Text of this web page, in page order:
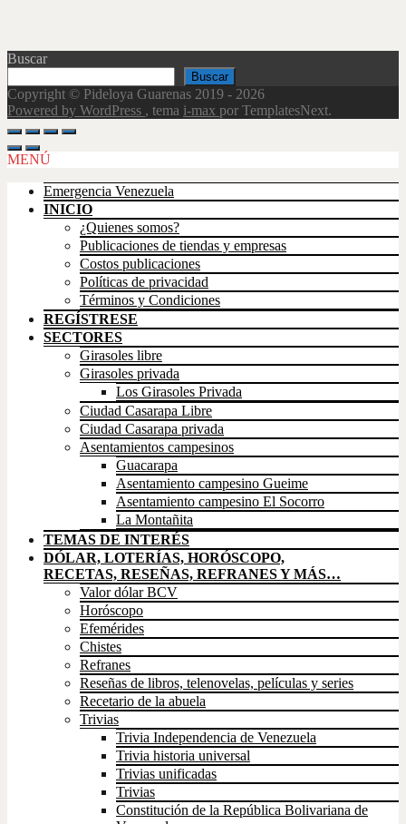
Buscar
Buscar
Copyright © Pideloya Guarenas 2019 - 2026
Powered by WordPress , tema i-max por TemplatesNext.
Scroll
Up
MENÚ
Emergencia Venezuela
INICIO
¿Quienes somos?
Publicaciones de tiendas y empresas
Costos publicaciones
Políticas de privacidad
Términos y Condiciones
REGÍSTRESE
SECTORES
Girasoles libre
Girasoles privada
Los Girasoles Privada
Ciudad Casarapa Libre
Ciudad Casarapa privada
Asentamientos campesinos
Guacarapa
Asentamiento campesino Gueime
Asentamiento campesino El Socorro
La Montañita
TEMAS DE INTERÉS
DÓLAR, LOTERÍAS, HORÓSCOPO,
RECETAS, RESEÑAS, REFRANES Y MÁS…
Valor dólar BCV
Horóscopo
Efemérides
Chistes
Refranes
Reseñas de libros, telenovelas, películas y series
Recetario de la abuela
Trivias
Trivia Independencia de Venezuela
Trivia historia universal
Trivias unificadas
Trivias
Constitución de la República Bolivariana de